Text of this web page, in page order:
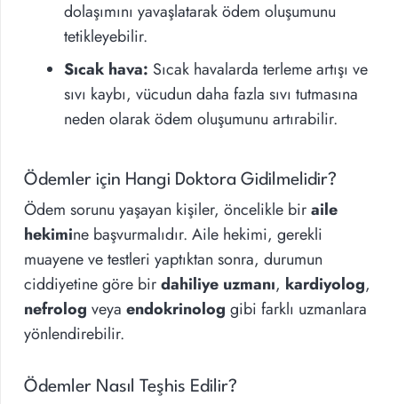
dolaşımını yavaşlatarak ödem oluşumunu
tetikleyebilir.
Sıcak hava: Sıcak havalarda terleme artışı ve
sıvı kaybı, vücudun daha fazla sıvı tutmasına
neden olarak ödem oluşumunu artırabilir.
Ödemler için Hangi Doktora Gidilmelidir?
Ödem sorunu yaşayan kişiler, öncelikle biraile
hekimine başvurmalıdır. Aile hekimi, gerekli
muayene ve testleri yaptıktan sonra, durumun
ciddiyetine göre birdahiliye uzmanı, kardiyolog,
nefrolog veya endokrinolog gibi farklı uzmanlara
yönlendirebilir.
Ödemler Nasıl Teşhis Edilir?